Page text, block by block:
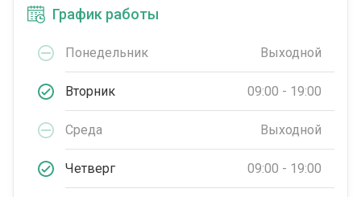
График работы
Понедельник Выходной
Вторник 09:00 - 19:00
Среда Выходной
Четверг 09:00 - 19:00